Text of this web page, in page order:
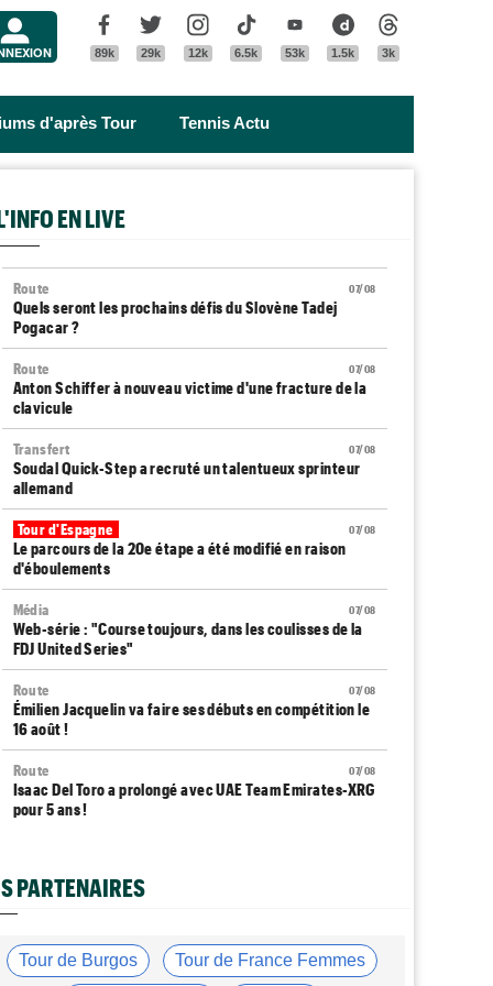
Facebook
89k
Twitter
29k
Instagram
12k
Tik Tok
6.5k
Youtube
53k
Dailymotion
1.5k 3k
d'après Tour Tennis Actu
EN LIVE
07/08
Route
Quels seront les prochains défis du Slovène Tadej
Pogacar ?
07/08
Route
Anton Schiffer à nouveau victime d'une fracture de la
clavicule
07/08
Transfert
Soudal Quick-Step a recruté un talentueux sprinteur
allemand
07/08
Tour d'Espagne
Le parcours de la 20e étape a été modifié en raison
d'éboulements
07/08
Média
Web-série : "Course toujours, dans les coulisses de la
FDJ United Series"
07/08
Route
Émilien Jacquelin va faire ses débuts en compétition le
16 août !
07/08
Route
Isaac Del Toro a prolongé avec UAE Team Emirates-XRG
pour 5 ans !
monnaie courante"
Le Mercato vélo est ouvert... toutes les dernières infos
et rumeurs
PARTENAIRES
Tour de Burgos Tour de France Femmes